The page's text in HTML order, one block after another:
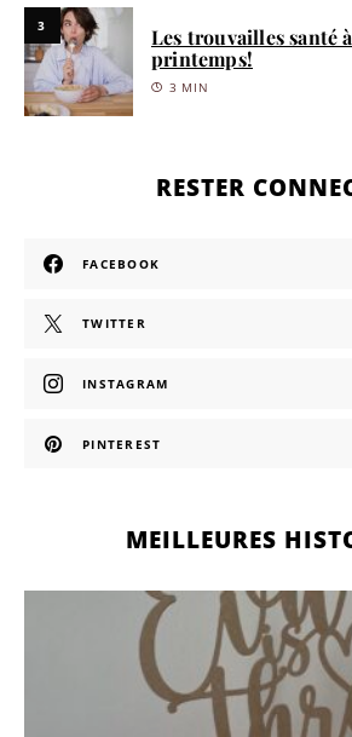
3
Les trouvailles santé
printemps!
3 MIN
RESTER
FACEBOOK
TWITTER
INSTAGRAM
PINTEREST
MEILLEURES